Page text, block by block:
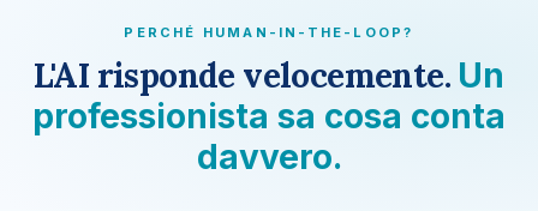
PERCHÉ HUMAN-IN-THE-LOOP?
L'AI risponde velocemente. Un
professionista sa cosa conta
davvero.